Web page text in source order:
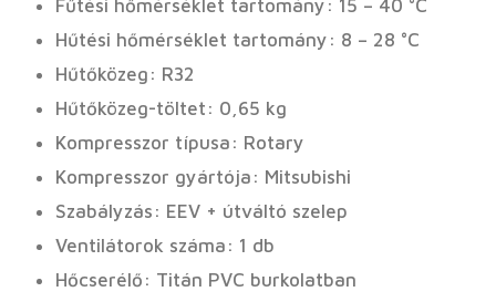
Fűtési hőmérséklet tartomány: 15 – 40 °C
Hűtési hőmérséklet tartomány: 8 – 28 °C
Hűtőközeg: R32
Hűtőközeg-töltet: 0,65 kg
Kompresszor típusa: Rotary
Kompresszor gyártója: Mitsubishi
Szabályzás: EEV + útváltó szelep
Ventilátorok száma: 1 db
Hőcserélő: Titán PVC burkolatban